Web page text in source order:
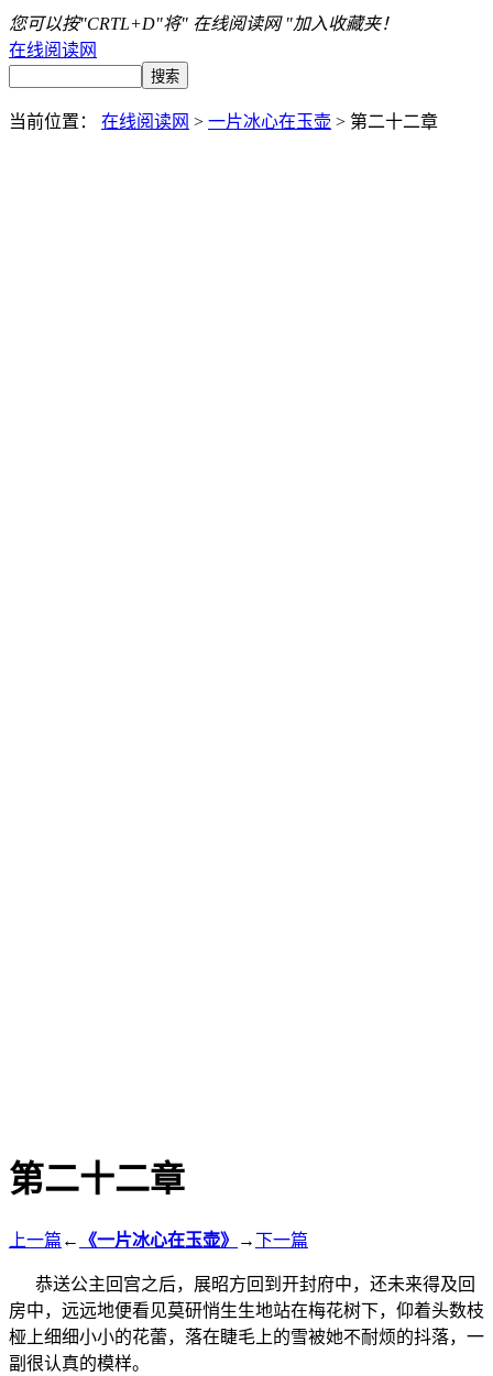
您可以按"CRTL+D"将" 在线阅读网 "加入收藏夹！
在线阅读网
当前位置： 在线阅读网 > 一片冰心在玉壶 > 第二十二章
第二十二章
上一篇 ← 《一片冰心在玉壶》 →下一篇
恭送公主回宫之后，展昭方回到开封府中，还未来得及回
房中，远远地便看见莫研悄生生地站在梅花树下，仰着头数枝
桠上细细小小的花蕾，落在睫毛上的雪被她不耐烦的抖落，一
副很认真的模样。